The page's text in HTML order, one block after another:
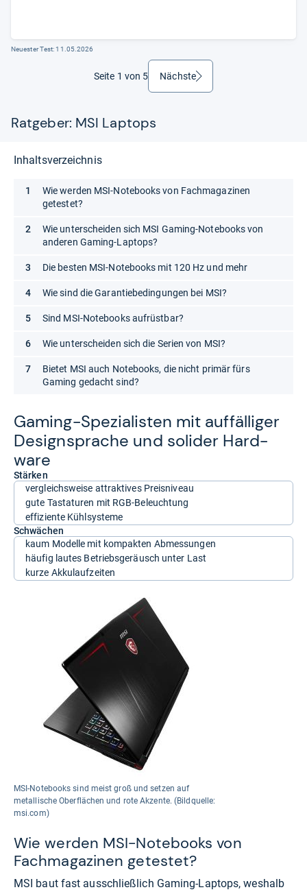
Neuester Test:11.05.2026
Seite 1 von 5 Nächsteweiter
Ratgeber: MSI Laptops
Gaming-​Spe­zia­lis­ten mit auf­fäl­li­ger
Desi­gnspra­che und soli­der Hard­
ware
Stärken
vergleichsweise attraktives Preisniveau
gute Tastaturen mit RGB-Beleuchtung
effiziente Kühlsysteme
Schwächen
kaum Modelle mit kompakten Abmessungen
häufig lautes Betriebsgeräusch unter Last
kurze Akkulaufzeiten
MSI-Notebooks sind meist groß und setzen auf
metallische Oberflächen und rote Akzente. (Bildquelle:
msi.com)
Wie werden MSI-Notebooks von
Fachmagazinen getestet?
MSI baut fast ausschließlich Gaming-Laptops, weshalb
Inhaltsverzeichnis
Wie werden MSI-Notebooks von Fachmagazinen
getestet?
Wie unterscheiden sich MSI Gaming-Notebooks von
anderen Gaming-Laptops?
Die besten MSI-Notebooks mit 120 Hz und mehr
Wie sind die Garantiebedingungen bei MSI?
Sind MSI-Notebooks aufrüstbar?
Wie unterscheiden sich die Serien von MSI?
Bietet MSI auch Notebooks, die nicht primär fürs
Gaming gedacht sind?